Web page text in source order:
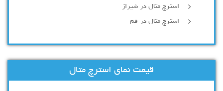
استرچ متال در شیراز
استرچ متال در قم
قیمت نمای استرچ متال